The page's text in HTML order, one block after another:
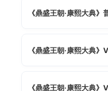
《鼎盛王朝·康熙大典》
《鼎盛王朝·康熙大典
《鼎盛王朝·康熙大典